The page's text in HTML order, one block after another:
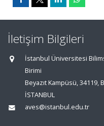
İletişim Bilgileri
İstanbul Üniversitesi
Birimi
Beyazıt Kampüsü, 34119,
İSTANBUL
aves@istanbul.edu.tr